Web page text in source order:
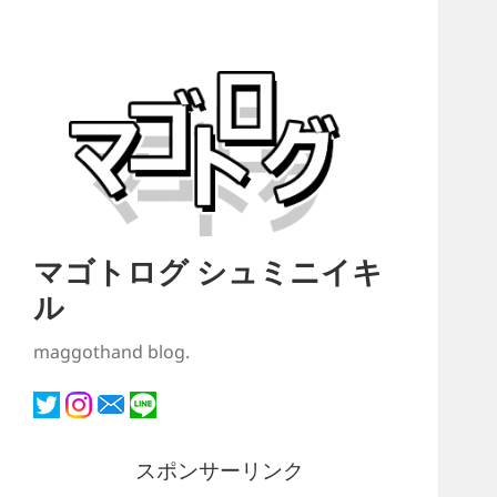
マゴトログ シュミニイキ
ル
maggothand blog.
スポンサーリンク